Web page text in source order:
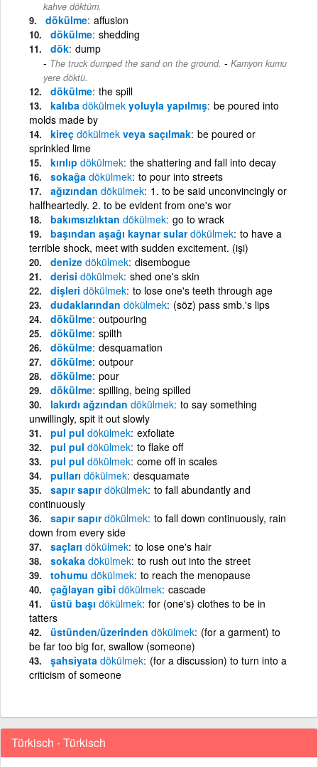
kahve döktüm.
dökülme affusion
dökülme shedding
dök dump
The truck dumped the sand on the ground. - Kamyon kumu
yere döktü.
dökülme the spill
kalıba dökülmek yoluyla yapılmış be poured into
molds made by
kireç dökülmek veya saçılmak be poured or
sprinkled lime
kırılıp dökülmek the shattering and fall into decay
sokağa dökülmek to pour into streets
ağızından dökülmek 1. to be said unconvincingly or
halfheartedly. 2. to be evident from one's wor
bakımsızlıktan dökülmek go to wrack
başından aşağı kaynar sulardökülmek to have a
terrible shock, meet with sudden excitement. (işi)
denize dökülmek disembogue
derisi dökülmek shed one's skin
dişleri dökülmek to lose one's teeth through age
dudaklarından dökülmek (söz) pass smb.'s lips
dökülme outpouring
dökülme spilth
dökülme desquamation
dökülme outpour
dökülme pour
dökülme spilling, being spilled
lakırdı ağzından dökülmek to say something
unwillingly, spit it out slowly
pul pul dökülmek exfoliate
pul pul dökülmek to flake off
pul pul dökülmek come off in scales
pulları dökülmek desquamate
sapır sapırdökülmek to fall abundantly and
continuously
sapır sapırdökülmek to fall down continuously, rain
down from every side
saçları dökülmek to lose one's hair
sokaka dökülmek to rush out into the street
tohumu dökülmek to reach the menopause
çağlayan gibi dökülmek cascade
üstü başı dökülmek for (one's) clothes to be in
tatters
üstünden/üzerinden dökülmek (for a garment) to
be far too big for, swallow (someone)
şahsiyata dökülmek (for a discussion) to turn into a
criticism of someone
Türkisch - Türkisch